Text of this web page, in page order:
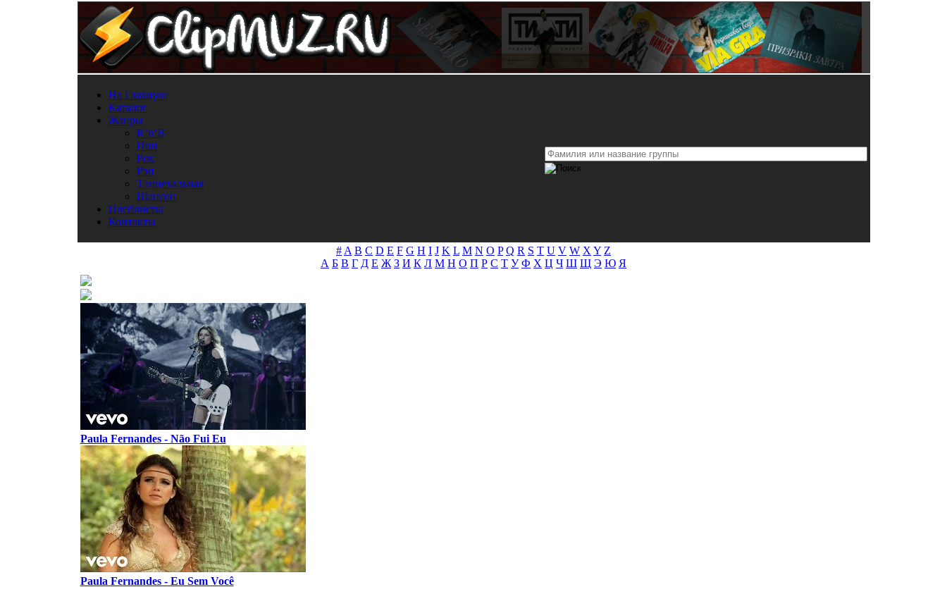
На Главную
Каталог
Жанры
R’n’B
Поп
Рок
Рэп
Танцевальная
Шансон
Плейлисты
Контакты
# A B C D E F G H I J K L M N O P Q R S T U V W X Y Z
А Б В Г Д Е Ж З И К Л М Н О П Р С Т У Ф Х Ц Ч Ш Щ Э Ю Я
Paula Fernandes - Não Fui Eu
Paula Fernandes - Eu Sem Você